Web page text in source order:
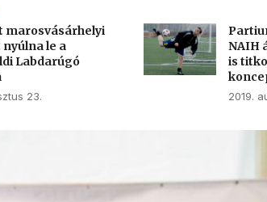
marosvásárhelyi
le a
Labdarúgó
23.
NAIH
is
2019.